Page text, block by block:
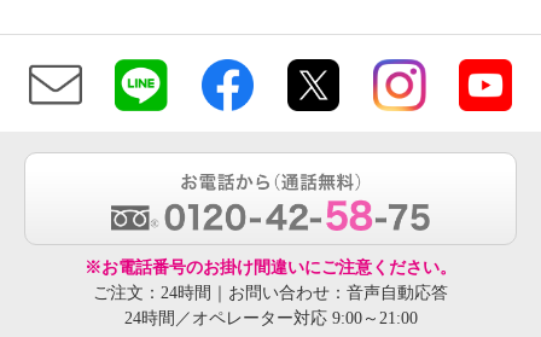
※お電話番号のお掛け間違いにご注意ください。
ご注文：24時間｜お問い合わせ：音声自動応答
24時間／オペレーター対応 9:00～21:00